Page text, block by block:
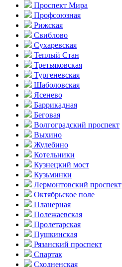
Проспект Мира
Профсоюзная
Рижская
Свиблово
Сухаревская
Теплый Стан
Третьяковская
Тургеневская
Шаболовская
Ясенево
Баррикадная
Беговая
Волгоградский проспект
Выхино
Жулебино
Котельники
Кузнецкий мост
Кузьминки
Лермонтовский проспект
Октябрьское поле
Планерная
Полежаевская
Пролетарская
Пушкинская
Рязанский проспект
Спартак
Сходненская